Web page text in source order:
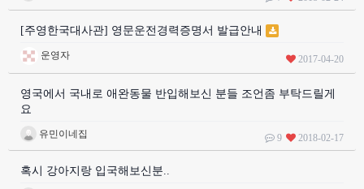
[주영한국대사관] 영문운전경력증명서 발급안내
운영자 2017-04-20
영국에서 국내로 애완동물 반입해보신 분들 조언좀 부탁드릴게
요
유민이네집 9 2018-02-17
혹시 강아지랑 입국해보신분..